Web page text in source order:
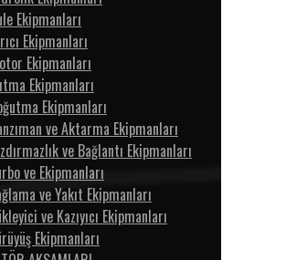
Ekipmanları
Ekipmanları
Ekipmanları
Ekipmanları
Ekipmanları
ve Aktarma Ekipmanları
ve Bağlantı Ekipmanları
ve Ekipmanları
ve Yakıt Ekipmanları
ve Kazıyıcı Ekipmanları
Ekipmanları